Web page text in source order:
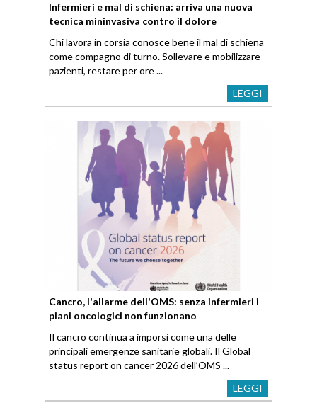
Infermieri e mal di schiena: arriva una nuova
tecnica mininvasiva contro il dolore
Chi lavora in corsia conosce bene il mal di schiena
come compagno di turno. Sollevare e mobilizzare
pazienti, restare per ore ...
LEGGI
Cancro, l'allarme dell'OMS: senza infermieri i
piani oncologici non funzionano
Il cancro continua a imporsi come una delle
principali emergenze sanitarie globali. Il Global
status report on cancer 2026 dell’OMS ...
LEGGI